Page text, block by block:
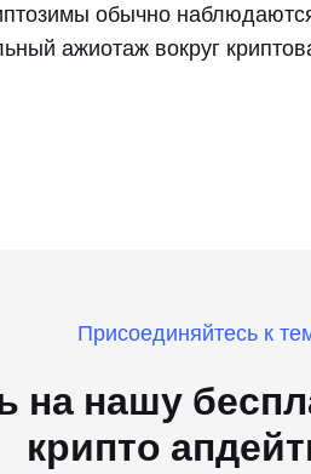
обычно
ажиотаж вокруг
Присоединяйтесь к
на нашу
крипто